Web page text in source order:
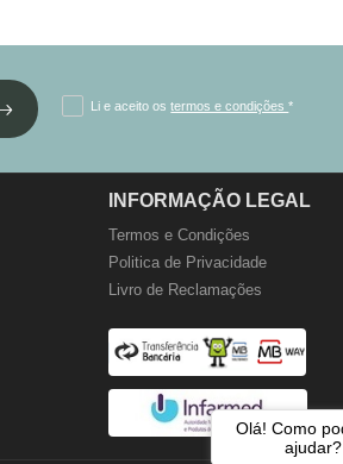
Li e aceito ostermos e condições*
INFORMAÇÃO LEGAL
Termos e Condições
Politica de Privacidade
Livro de Reclamações
Olá! Como
ajudar?